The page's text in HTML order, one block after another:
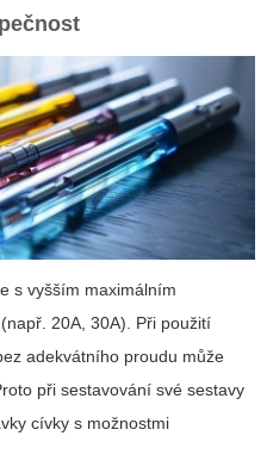
s vyšším maximálním
20A, 30A). Při použití
adekvátního proudu může
při sestavování své sestavy
cívky s možnostmi